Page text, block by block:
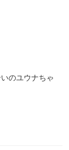
のユウナちゃ